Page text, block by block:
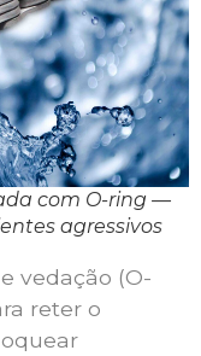
com O-ring —
agressivos
vedação (O-
reter o